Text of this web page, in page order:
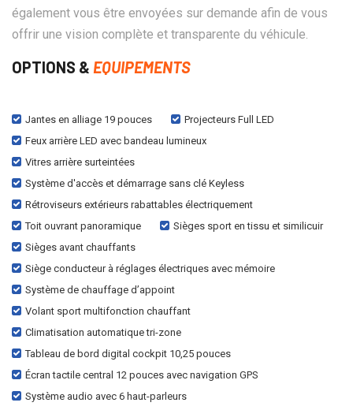
également vous être envoyées sur demande afin de vous
offrir une vision complète et transparente du véhicule.
OPTIONS & EQUIPEMENTS
Jantes en alliage 19 pouces
Projecteurs Full LED
Feux arrière LED avec bandeau lumineux
Vitres arrière surteintées
Système d'accès et démarrage sans clé Keyless
Rétroviseurs extérieurs rabattables électriquement
Toit ouvrant panoramique
Sièges sport en tissu et similicuir
Sièges avant chauffants
Siège conducteur à réglages électriques avec mémoire
Système de chauffage d’appoint
Volant sport multifonction chauffant
Climatisation automatique tri-zone
Tableau de bord digital cockpit 10,25 pouces
Écran tactile central 12 pouces avec navigation GPS
Système audio avec 6 haut-parleurs